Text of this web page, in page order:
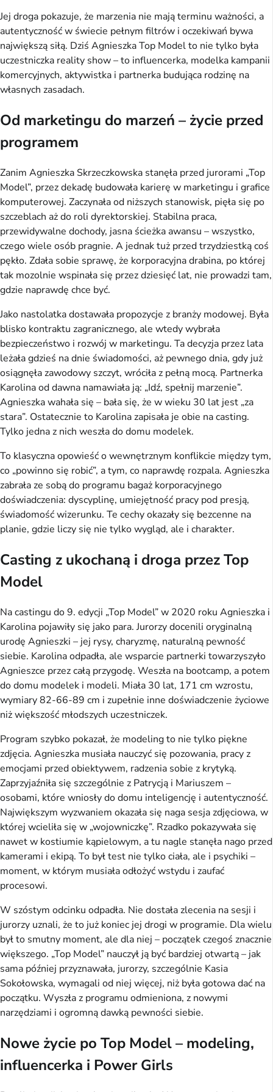
Jej droga pokazuje, że marzenia nie mają terminu ważności, a
autentyczność w świecie pełnym filtrów i oczekiwań bywa
największą siłą. Dziś Agnieszka Top Model to nie tylko była
uczestniczka reality show – to influencerka, modelka kampanii
komercyjnych, aktywistka i partnerka budująca rodzinę na
własnych zasadach.
Od marketingu do marzeń – życie przed
programem
Zanim Agnieszka Skrzeczkowska stanęła przed jurorami „Top
Model”, przez dekadę budowała karierę w marketingu i grafice
komputerowej. Zaczynała od niższych stanowisk, pięła się po
szczeblach aż do roli dyrektorskiej. Stabilna praca,
przewidywalne dochody, jasna ścieżka awansu – wszystko,
czego wiele osób pragnie. A jednak tuż przed trzydziestką coś
pękło. Zdała sobie sprawę, że korporacyjna drabina, po której
tak mozolnie wspinała się przez dziesięć lat, nie prowadzi tam,
gdzie naprawdę chce być.
Jako nastolatka dostawała propozycje z branży modowej. Była
blisko kontraktu zagranicznego, ale wtedy wybrała
bezpieczeństwo i rozwój w marketingu. Ta decyzja przez lata
leżała gdzieś na dnie świadomości, aż pewnego dnia, gdy już
osiągnęła zawodowy szczyt, wróciła z pełną mocą. Partnerka
Karolina od dawna namawiała ją: „Idź, spełnij marzenie”.
Agnieszka wahała się – bała się, że w wieku 30 lat jest „za
stara”. Ostatecznie to Karolina zapisała je obie na casting.
Tylko jedna z nich weszła do domu modelek.
To klasyczna opowieść o wewnętrznym konflikcie między tym,
co „powinno się robić”, a tym, co naprawdę rozpala. Agnieszka
zabrała ze sobą do programu bagaż korporacyjnego
doświadczenia: dyscyplinę, umiejętność pracy pod presją,
świadomość wizerunku. Te cechy okazały się bezcenne na
planie, gdzie liczy się nie tylko wygląd, ale i charakter.
Casting z ukochaną i droga przez Top
Model
Na castingu do 9. edycji „Top Model” w 2020 roku Agnieszka i
Karolina pojawiły się jako para. Jurorzy docenili oryginalną
urodę Agnieszki – jej rysy, charyzmę, naturalną pewność
siebie. Karolina odpadła, ale wsparcie partnerki towarzyszyło
Agnieszce przez całą przygodę. Weszła na bootcamp, a potem
do domu modelek i modeli. Miała 30 lat, 171 cm wzrostu,
wymiary 82-66-89 cm i zupełnie inne doświadczenie życiowe
niż większość młodszych uczestniczek.
Program szybko pokazał, że modeling to nie tylko piękne
zdjęcia. Agnieszka musiała nauczyć się pozowania, pracy z
emocjami przed obiektywem, radzenia sobie z krytyką.
Zaprzyjaźniła się szczególnie z Patrycją i Mariuszem –
osobami, które wniosły do domu inteligencję i autentyczność.
Największym wyzwaniem okazała się naga sesja zdjęciowa, w
której wcieliła się w „wojowniczkę”. Rzadko pokazywała się
nawet w kostiumie kąpielowym, a tu nagle stanęła nago przed
kamerami i ekipą. To był test nie tylko ciała, ale i psychiki –
moment, w którym musiała odłożyć wstydu i zaufać
procesowi.
W szóstym odcinku odpadła. Nie dostała zlecenia na sesji i
jurorzy uznali, że to już koniec jej drogi w programie. Dla wielu
był to smutny moment, ale dla niej – początek czegoś znacznie
większego. „Top Model” nauczył ją być bardziej otwartą – jak
sama później przyznawała, jurorzy, szczególnie Kasia
Sokołowska, wymagali od niej więcej, niż była gotowa dać na
początku. Wyszła z programu odmieniona, z nowymi
narzędziami i ogromną dawką pewności siebie.
Nowe życie po Top Model – modeling,
influencerka i Power Girls